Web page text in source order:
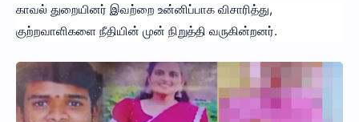
காவல் துறையினர் இவற்றை உன்னிப்பாக விசாரித்து,
குற்றவாளிகளை நீதியின் முன் நிறுத்தி வருகின்றனர்.